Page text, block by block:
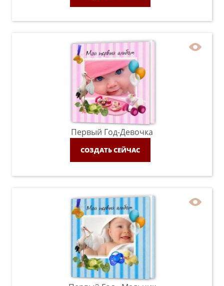
Первый Год-Девочка
СОЗДАТЬ СЕЙЧАС